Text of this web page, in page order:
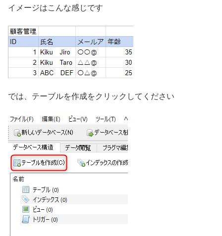
イメージはこんな感じです
では、テーブルを作成をクリックしてください